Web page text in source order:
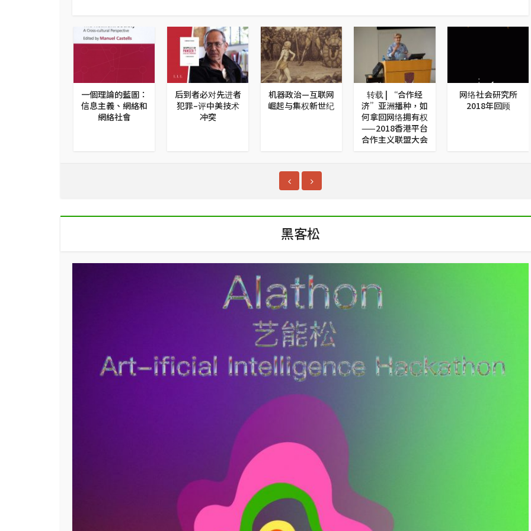
一個理論的藍圖：
信息主義、網絡和
網絡社會
后到者必对先进者
犯罪–评中美技术
冲突
机器政治—互联网
崛起与集权新世纪
转载 | “合作经
济”亚洲播种，如
何拿回网络拥有权
——2018香港平台
合作主义联盟大会
网络社会研究所
2018年回顾
黑客松